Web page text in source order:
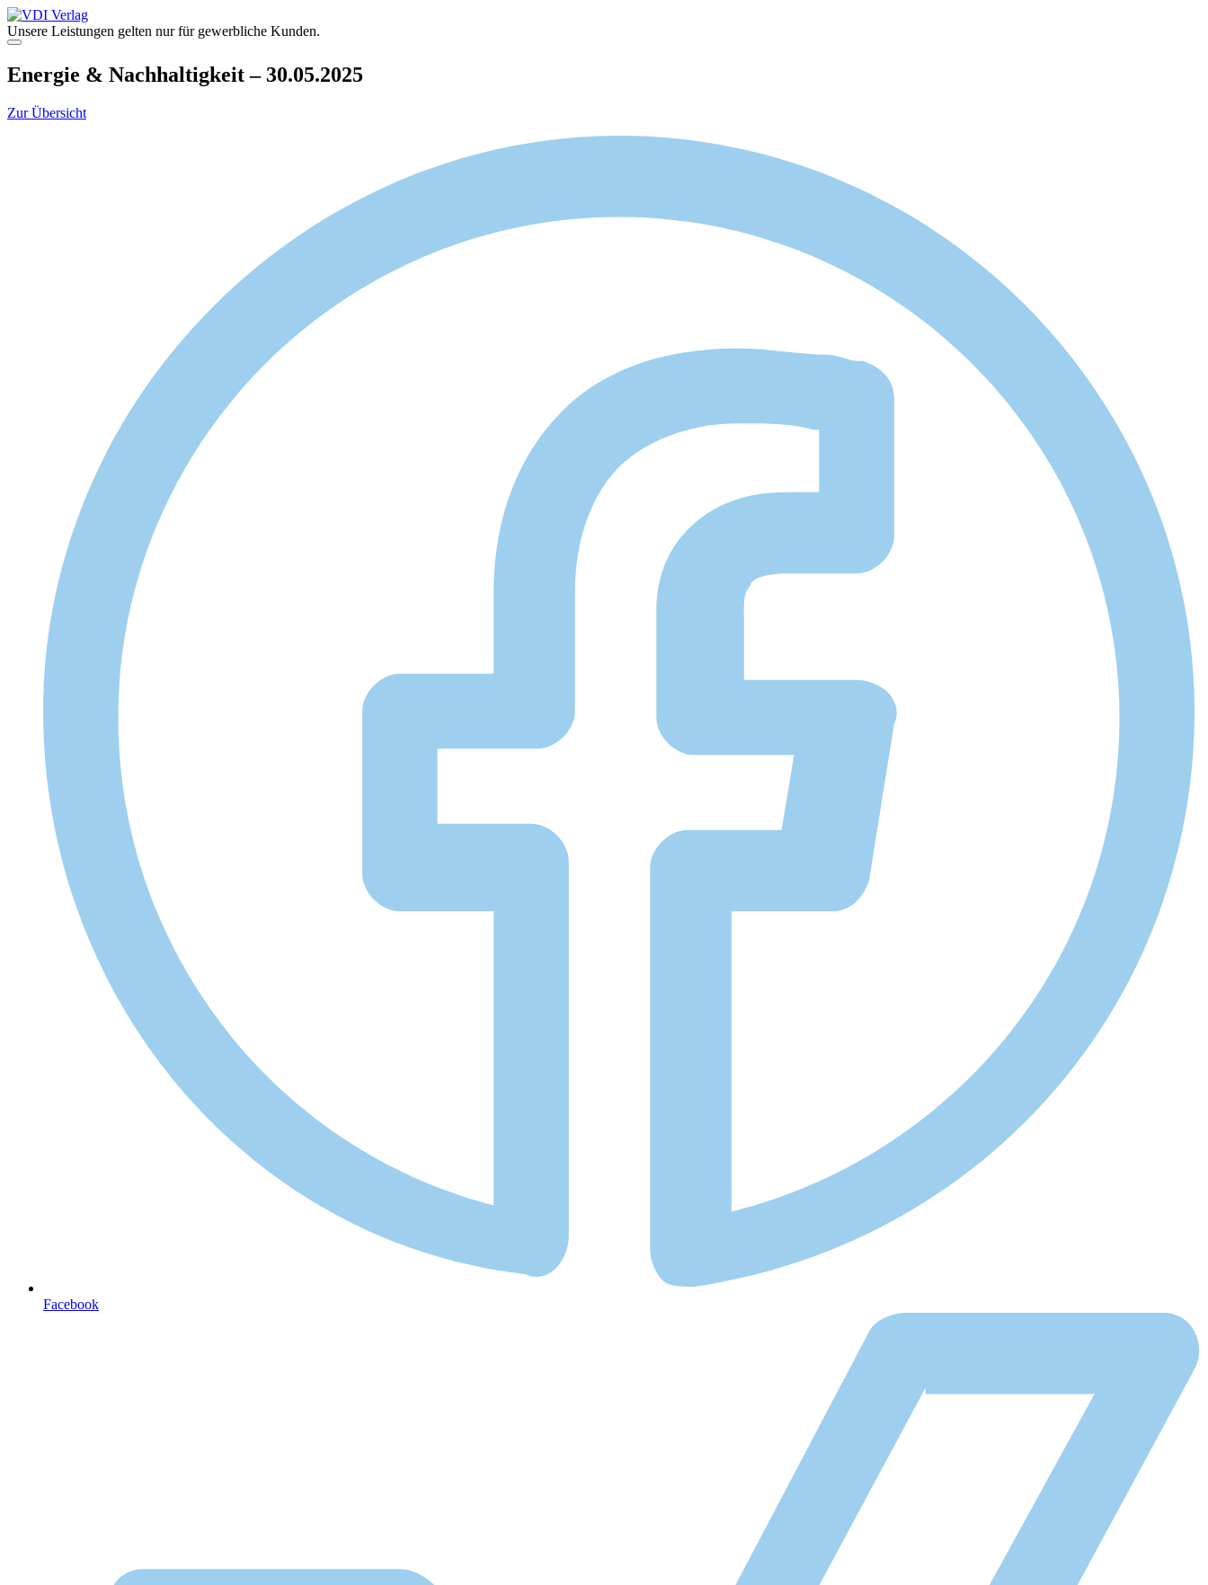
Zum
Inhalt
springen
Unsere Leistungen gelten nur für gewerbliche Kunden.
Menü
Energie & Nachhaltigkeit – 30.05.2025
Zur Übersicht
Facebook